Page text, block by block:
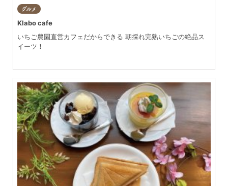
グルメ
Klabo cafe
いちご農園直営カフェだからできる 朝採れ完熟いちごの絶品ス
イーツ！